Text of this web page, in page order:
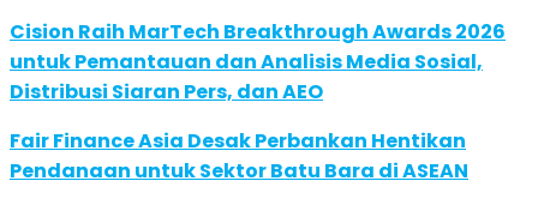
Cision Raih MarTech Breakthrough Awards 2026
untuk Pemantauan dan Analisis Media Sosial,
Distribusi Siaran Pers, dan AEO
Fair Finance Asia Desak Perbankan Hentikan
Pendanaan untuk Sektor Batu Bara di ASEAN